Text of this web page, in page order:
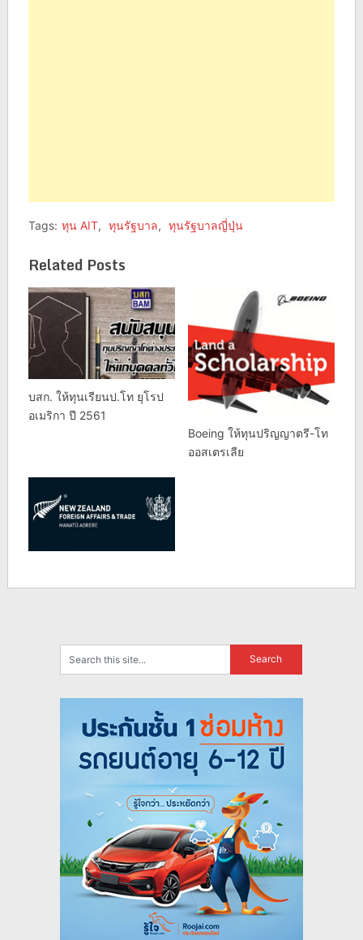
Tags: ทุน AIT, ทุนรัฐบาล, ทุนรัฐบาลญี่ปุ่น
Related Posts
บสก. ให้ทุนเรียนป.โท ยุโรป
อเมริกา ปี 2561
Boeing ให้ทุนปริญญาตรี-โท
ออสเตรเลีย